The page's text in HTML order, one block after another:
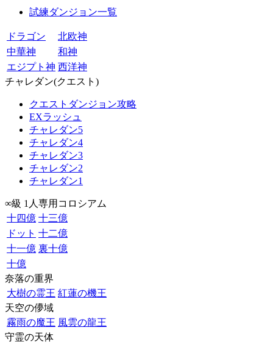
試練ダンジョン一覧
ドラゴン
北欧神
中華神
和神
エジプト神 西洋神
チャレダン(クエスト)
クエストダンジョン攻略
EXラッシュ
チャレダン5
チャレダン4
チャレダン3
チャレダン2
チャレダン1
∞級 1人専用コロシアム
十四億 十三億
ドット 十二億
十一億 裏十億
十億
奈落の重界
大樹の霊王 紅蓮の機王
天空の儚域
霧雨の魔王 風雲の龍王
守霊の天体